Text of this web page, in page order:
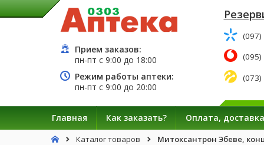
Прием заказов:
пн-пт с9:00 до 18:00
Режим работы аптеки:
пн-пт с9:00 до 20:00
(097)
(095)
(073)
Главная Как заказать? Оплата, доставка
Каталог товаров Митоксантрон Эбеве,